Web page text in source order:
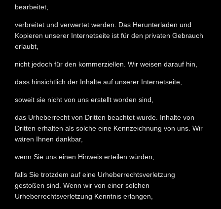
bearbeitet,
verbreitet und verwertet werden. Das Herunterladen und
Kopieren unserer Internetseite ist für den privaten Gebrauch
erlaubt,
nicht jedoch für den kommerziellen. Wir weisen darauf hin,
dass hinsichtlich der Inhalte auf unserer Internetseite,
soweit sie nicht von uns erstellt worden sind,
das Urheberrecht von Dritten beachtet wurde. Inhalte von
Dritten erhalten als solche eine Kennzeichnung von uns. Wir
wären Ihnen dankbar,
wenn Sie uns einen Hinweis erteilen würden,
falls Sie trotzdem auf eine Urheberrechtsverletzung
gestoßen sind. Wenn wir von einer solchen
Urheberrechtsverletzung Kenntnis erlangen,